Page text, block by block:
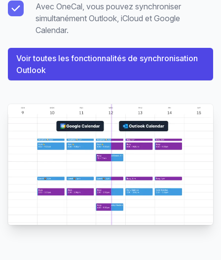
Avec OneCal, vous pouvez synchroniser
simultanément Outlook, iCloud et Google
Calendar.
Voir toutes les fonctionnalités de synchronisation
Outlook